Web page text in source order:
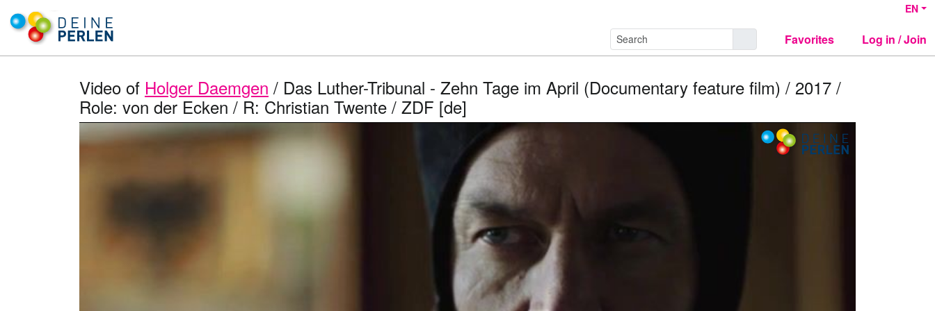
EN
Favorites Log in / Join
Video of Holger Daemgen / Das Luther-Tribunal - Zehn Tage im April (Documentary feature film) / 2017 /
Role: von der Ecken / R: Christian Twente / ZDF [de]